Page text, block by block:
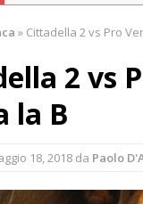
Agosto 7, 2026 in
Agosto 7, 2026 in
» Cittadella 2 vs Pro
2 vs
la B
18, 2018 da Paolo